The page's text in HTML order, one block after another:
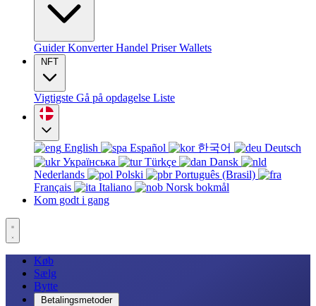
GuiderKonverterHandel PriserWallets
NFT
Vigtigste Gå på opdagelse Liste
English Español 한국어
Deutsch
Українська
Türkçe
Dansk
Nederlands
Polski
Português (Brasil)
Français
Italiano
Norsk bokmål
Kom godt i gang
Køb
Sælg
Bytte
Betalingsmetoder